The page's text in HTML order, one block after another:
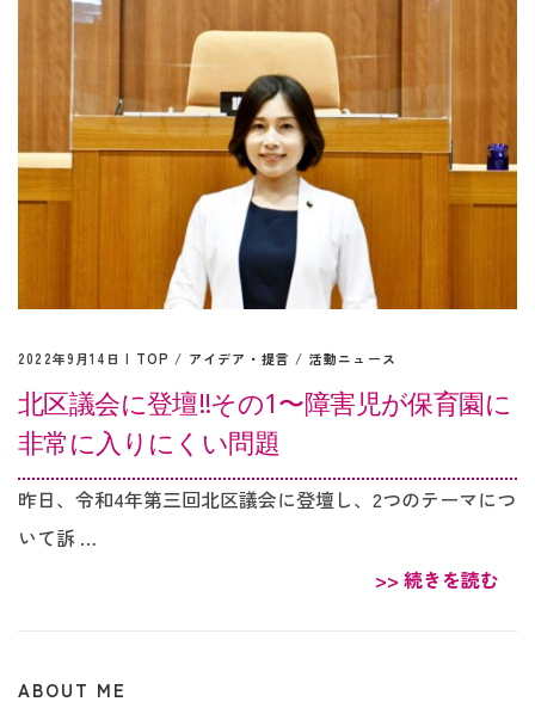
2022年9月14日 | TOP / アイデア・提言 / 活動ニュース
北区議会に登壇‼︎その1〜障害児が保育園に
非常に入りにくい問題
昨日、令和4年第三回北区議会に登壇し、2つのテーマにつ
いて訴 …
>> 続きを読む
ABOUT ME